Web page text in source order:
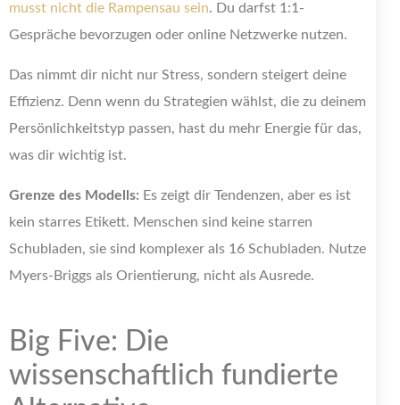
musst nicht die Rampensau sein. Du darfst 1:1-
Gespräche bevorzugen oder online Netzwerke nutzen.
Das nimmt dir nicht nur Stress, sondern steigert deine
Effizienz. Denn wenn du Strategien wählst, die zu deinem
Persönlichkeitstyp passen, hast du mehr Energie für das,
was dir wichtig ist.
Grenze des Modells: Es zeigt dir Tendenzen, aber es ist
kein starres Etikett. Menschen sind keine starren
Schubladen, sie sind komplexer als 16 Schubladen. Nutze
Myers-Briggs als Orientierung, nicht als Ausrede.
Big Five: Die
wissenschaftlich fundierte